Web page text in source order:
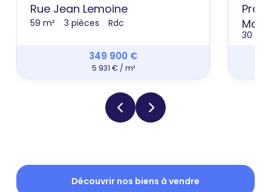
Rue Jean Lemoine
59 m² 3 pièces Rdc
349 900 €
5 931 € / m²
30 m²
Découvrir nos biens à vendre